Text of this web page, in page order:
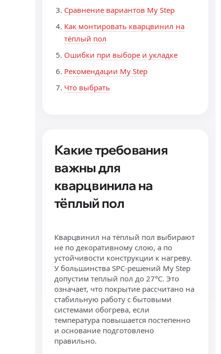
Сравнение вариантов My Step
Как монтировать кварцвинил на
тёплый пол
Ошибки при выборе и укладке
Рекомендации My Step
Что выбрать
Какие требования
важны для
кварцвинила на
тёплый пол
Кварцвинил на тёплый пол выбирают
не по декоративному слою, а по
устойчивости конструкции к нагреву.
У большинства SPC-решений My Step
допустим теплый пол до 27°C. Это
означает, что покрытие рассчитано на
стабильную работу с бытовыми
системами обогрева, если
температура повышается постепенно
и основание подготовлено
правильно.